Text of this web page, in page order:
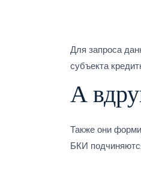
Для запроса
субъекта
А
Также они
БКИ